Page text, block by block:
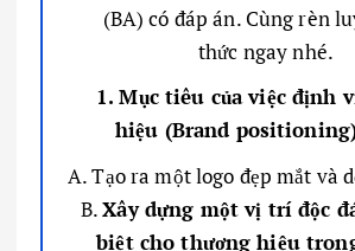
(BA) có đáp án. Cùng rèn
thức ngay nhé.
1. Mục tiêu của việc định
hiệu (Brand
A. Tạo ra một logo đẹp mắt và
B.Xây dựng một vị trí độc
biệt cho thương hiệu